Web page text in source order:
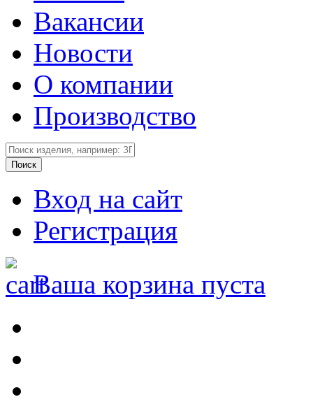
Вакансии
Новости
О компании
Производство
Вход на сайт
Регистрация
Ваша корзина пуста